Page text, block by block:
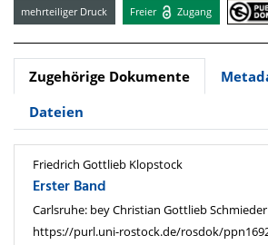
mehrteiliger Druck Freier Zugang
Zugehörige Dokumente
Dateien
Friedrich Gottlieb Klopstock
Erster Band
Carlsruhe: bey Christian Gottlieb Schmieder
https://purl.uni-rostock.de/rosdok/